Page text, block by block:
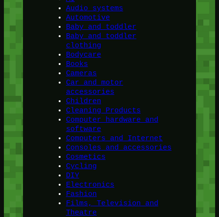
Audio systems
Automotive
Baby and toddler
Baby and toddler
clothing
Bodycare
Books
Cameras
Car and motor
accessories
Children
Cleaning Products
Computer hardware and
software
Computers and Internet
Consoles and accessories
Cosmetics
Cycling
DIY
Electronics
Fashion
Films, Television and
Theatre